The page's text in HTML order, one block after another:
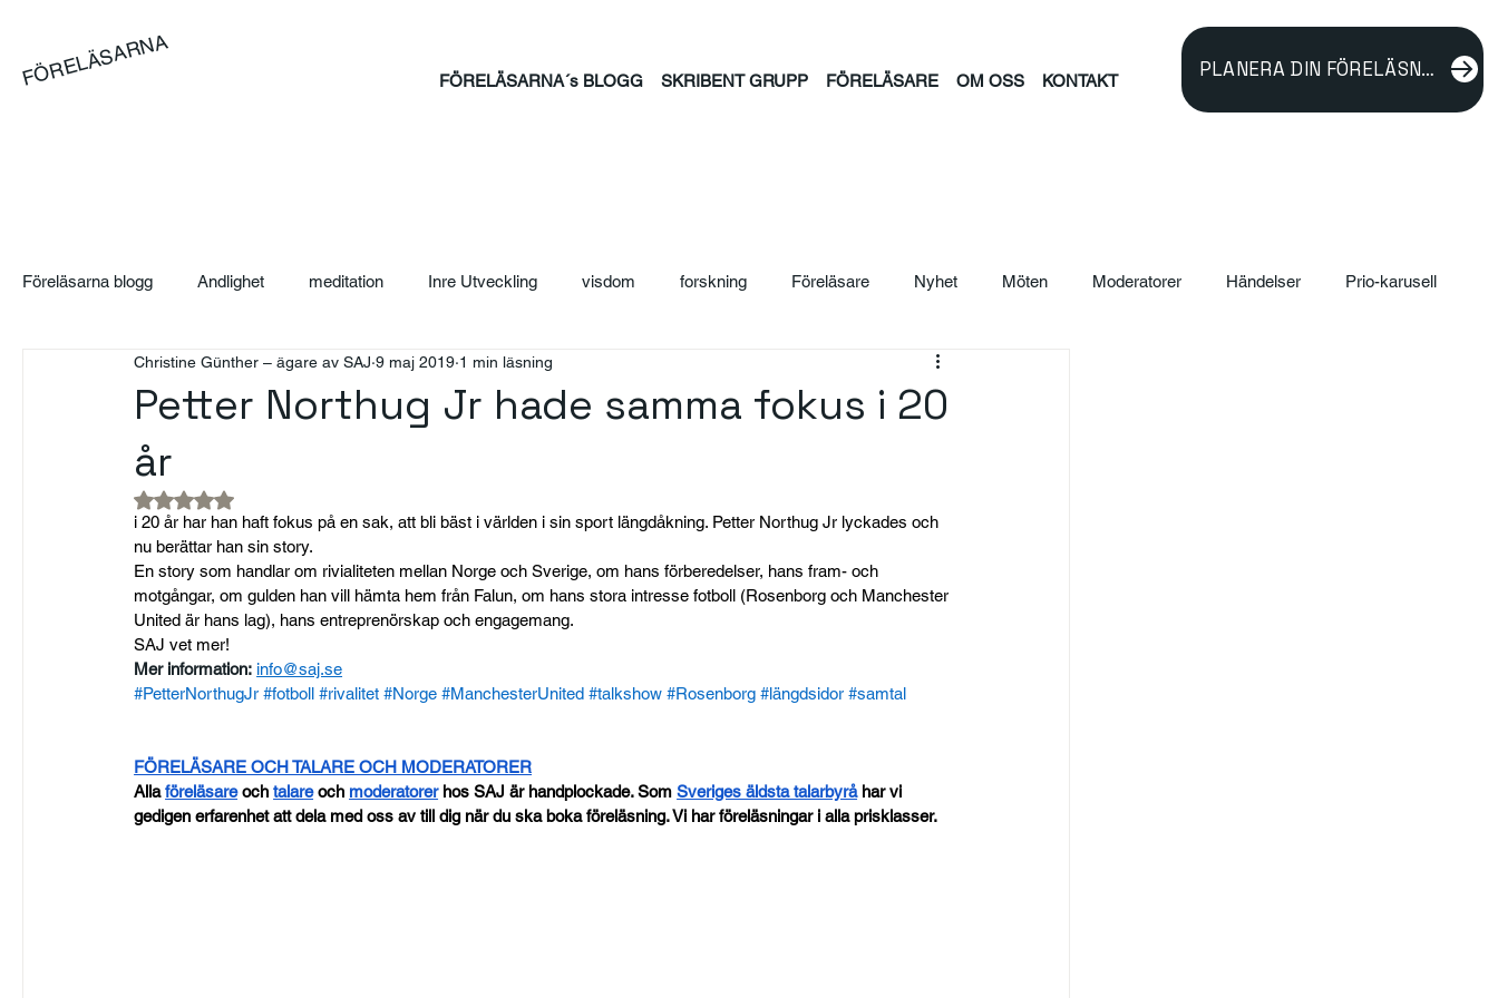
FÖRELÄSARNA FÖRELÄSARNA´s BLOGG SKRIBENT GRUPP FÖRELÄSARE OM OSS KONTAKT PLANERA DIN FÖRELÄSNING
Föreläsarna blogg Andlighet meditation Inre Utveckling visdom forskning Föreläsare Nyhet Möten Moderatorer Händelser Prio-karusell
Artikel Case Sales Bootcamp Säljträning
SAJ Boka Föreläsare - Blogg
Petter Northug Jr hade samma fokus i 20
år
Christine Günther – ägare av SAJ 9 maj 2019 1 min läsning
Betygsatt till NaN av 5 stjärnor.
i 20 år har han haft fokus på en sak, att bli bäst i världen i sin sport längdåkning. Petter Northug Jr lyckades och
nu berättar han sin story.
En story som handlar om rivialiteten mellan Norge och Sverige, om hans förberedelser, hans fram- och
motgångar, om gulden han vill hämta hem från Falun, om hans stora intresse fotboll (Rosenborg och Manchester
United är hans lag), hans entreprenörskap och engagemang.
SAJ vet mer!
Mer information: info@saj.se
#PetterNorthugJr #fotboll #rivalitet #Norge #ManchesterUnited #talkshow #Rosenborg #längdsidor #samtal
FÖRELÄSARE OCH TALARE OCH MODERATORER
Alla föreläsare och talare och moderatorer hos SAJ är handplockade. Som Sveriges äldsta talarbyrå har vi
gedigen erfarenhet att dela med oss av till dig när du ska boka föreläsning. Vi har föreläsningar i alla prisklasser.